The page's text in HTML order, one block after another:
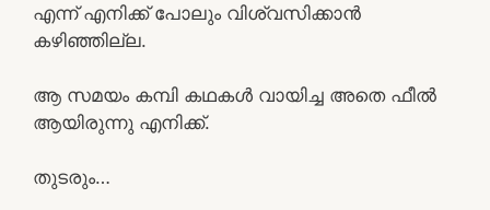
എന്ന് എനിക്ക് പോലും വിശ്വസിക്കാൻ
കഴിഞ്ഞില്ല.
ആ സമയം കമ്പി കഥകൾ വായിച്ച അതെ ഫീൽ
ആയിരുന്നു എനിക്ക്.
തുടരും…